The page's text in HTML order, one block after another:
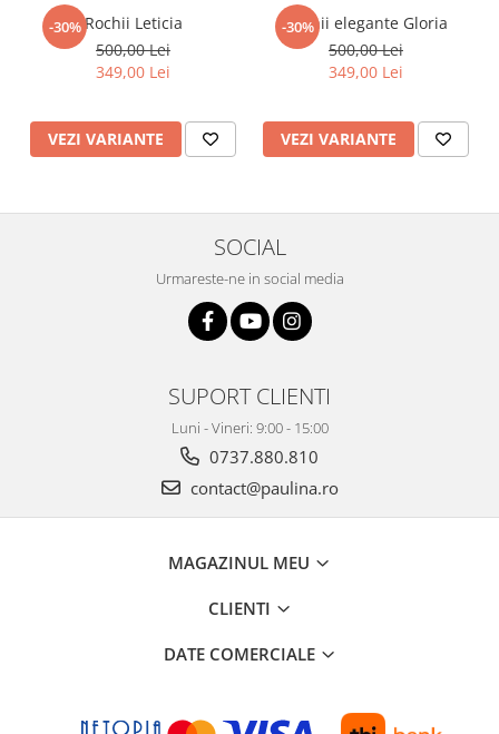
-30%Rochii Leticia
500,00 Lei
349,00 Lei
VEZI VARIANTE
-30%
Rochii elegante Gloria
500,00 Lei
349,00 Lei
VEZI VARIANTE
SOCIAL
Urmareste-ne in social media
SUPORT CLIENTI
Luni - Vineri: 9:00 - 15:00
0737.880.810
contact@paulina.ro
MAGAZINUL MEU
CLIENTI
DATE COMERCIALE